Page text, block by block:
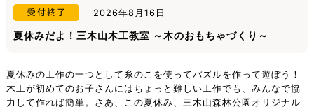
2026年8月16日
夏休みだよ！三木山木工教室 ～木のおもちゃづくり～
夏休みの工作の一つとして糸のこを使ってパズルを作って遊ぼう！
木工が初めてのお子さんにはちょっと難しい工作でも、みんなで協
力して作れば簡単。さあ、この夏休み、三木山森林公園オリジナル